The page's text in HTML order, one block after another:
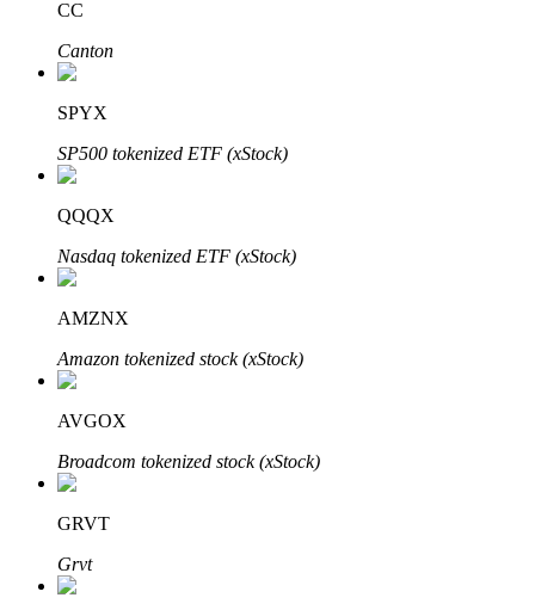
Investimento Automático
Obtenha lucro a longo prazo e interesses flexíveis
Aprenda a apostar
Aprenda como ganhar renda passiva
Bitrue
AI
CC
Canton
SPYX
SP500 tokenized ETF (xStock)
QQQX
Nasdaq tokenized ETF (xStock)
AMZNX
Amazon tokenized stock (xStock)
AVGOX
Broadcom tokenized stock (xStock)
GRVT
Grvt